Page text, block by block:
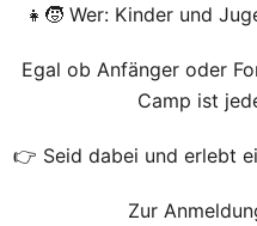
👧🧒 Wer: Kinder und
Egal ob Anfänger oder
Camp ist
👉 Seid dabei und erlebt
Zur